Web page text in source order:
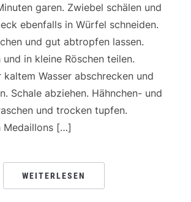
garen. Zwiebel schälen und
ebenfalls in Würfel schneiden.
und gut abtropfen lassen.
in kleine Röschen teilen.
Wasser abschrecken und
Schale abziehen. Hähnchen- und
und trocken tupfen.
Medaillons […]
WEITERLESEN